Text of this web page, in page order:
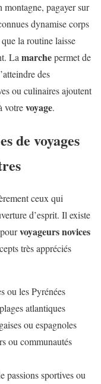
montagne, pagayer sur
dynamise corps
que la routine laisse
La marchepermet de
des
ou culinaires ajoutent
votrevoyage.
de voyages
ceux qui
d’esprit. Il existe
voyageurs novices
très appréciés
ou les Pyrénées
atlantiques
ou espagnoles
ou communautés
passions sportives ou